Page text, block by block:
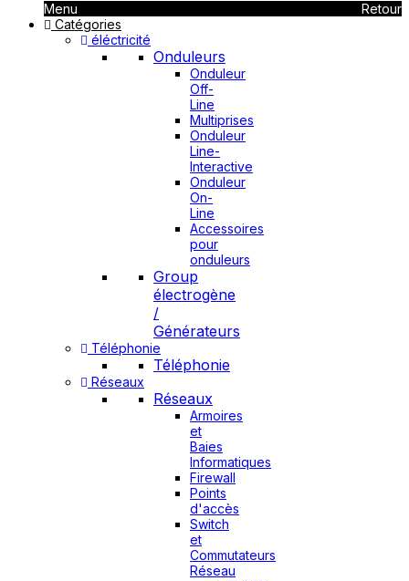
Menu
Retour
Catégories
éléctricité
Onduleurs
Onduleur
Off-
Line
Multiprises
Onduleur
Line-
Interactive
Onduleur
On-
Line
Accessoires
pour
onduleurs
Group
électrogène
/
Générateurs
Téléphonie
Téléphonie
Réseaux
Réseaux
Armoires
et
Baies
Informatiques
Firewall
Points
d'accès
Switch
et
Commutateurs
Réseau